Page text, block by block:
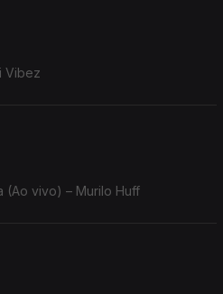
Vibez
(Ao vivo) – Murilo Huff